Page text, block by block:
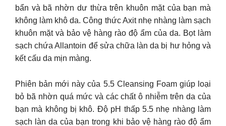
bẩn và bã nhờn dư thừa trên khuôn mặt của bạn mà
không làm khô da. Công thức Axit nhẹ nhàng làm sạch
khuôn mặt và bảo vệ hàng rào độ ẩm của da. Bọt làm
sạch chứa Allantoin để sửa chữa làn da bị hư hỏng và
kết cấu da mịn màng.
Phiên bản mới này của 5.5 Cleansing Foam giúp loại
bỏ bã nhờn quá mức và các chất ô nhiễm trên da của
bạn mà không bị khô. Độ pH thấp 5.5 nhẹ nhàng làm
sạch làn da của bạn trong khi bảo vệ hàng rào độ ẩm